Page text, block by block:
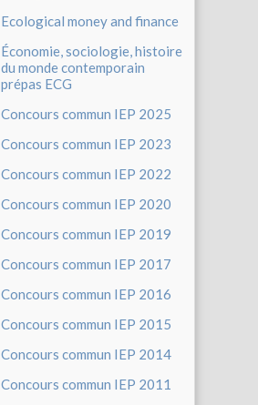
Ecological money and finance
Économie, sociologie, histoire
du monde contemporain
prépas ECG
Concours commun IEP 2025
Concours commun IEP 2023
Concours commun IEP 2022
Concours commun IEP 2020
Concours commun IEP 2019
Concours commun IEP 2017
Concours commun IEP 2016
Concours commun IEP 2015
Concours commun IEP 2014
Concours commun IEP 2011